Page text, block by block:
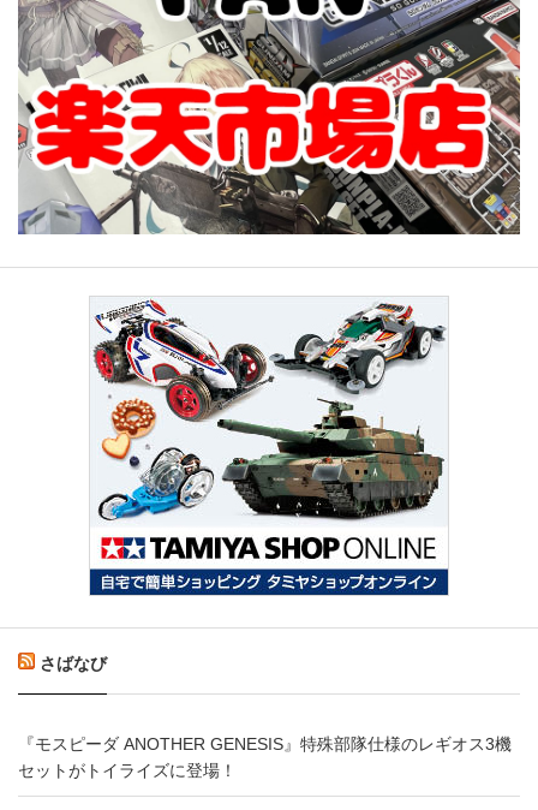
さばなび
『モスピーダ ANOTHER GENESIS』特殊部隊仕様のレギオス3機
セットがトイライズに登場！